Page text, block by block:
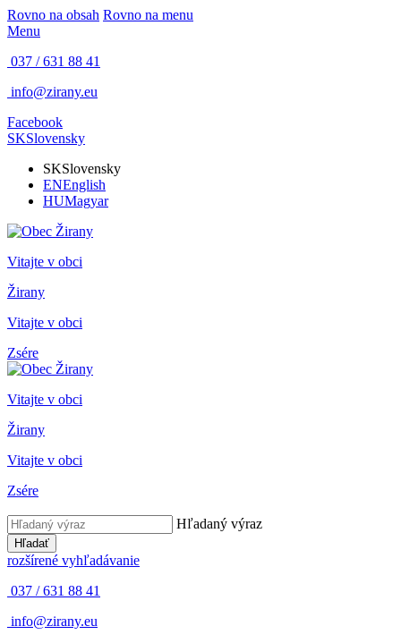
Rovno na obsah Rovno na menu
Menu
037 / 631 88 41
info@zirany.eu
Facebook
SKSlovensky
SKSlovensky
ENEnglish
HUMagyar
Vitajte v obci
Žirany
Vitajte v obci
Zsére
Vitajte v obci
Žirany
Vitajte v obci
Zsére
Hľadaný výraz
Hľadať
rozšírené vyhľadávanie
037 / 631 88 41
info@zirany.eu